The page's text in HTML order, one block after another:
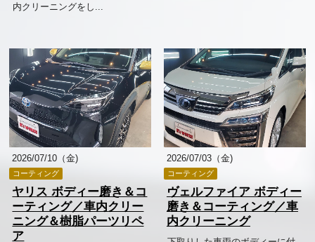
内クリーニングをし...
2026/07/10（金)
コーティング
ヤリス ボディー磨き＆コ
ーティング／車内クリー
ニング＆樹脂パーツリペ
ア
2026/07/03（金)
コーティング
ヴェルファイア ボディー
磨き＆コーティング／車
内クリーニング